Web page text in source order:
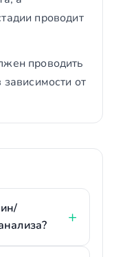
проводит
проводить
от